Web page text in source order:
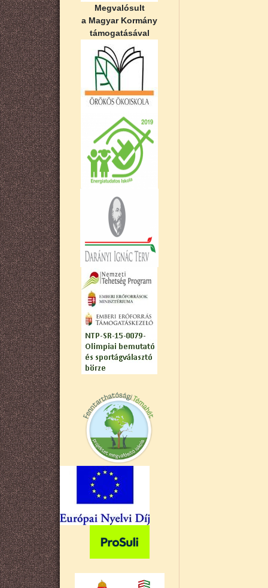
Megvalósult
a Magyar Kormány
támogatásával